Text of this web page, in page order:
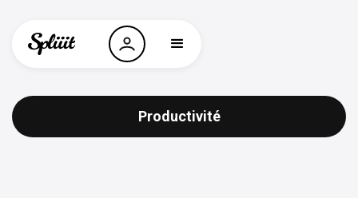
Productivité